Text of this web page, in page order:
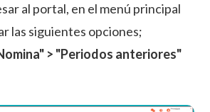
al portal, en el menú principal
las siguientes opciones;
> "Periodos anteriores"